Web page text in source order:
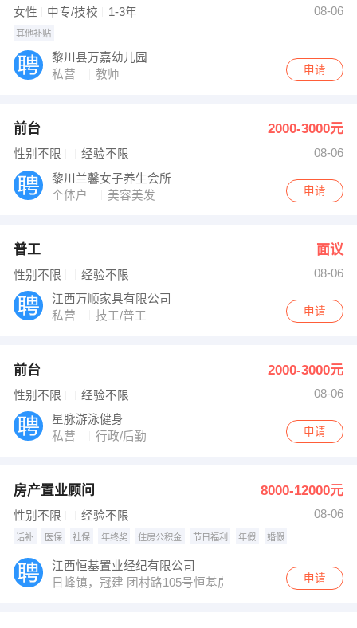
女性 中专/技校 1-3年 08-06
其他补贴
黎川县万嘉幼儿园
私营
教师 申请
前台 2000-3000元
性别不限 经验不限
08-06
黎川兰馨女子养生会所
个体户
美容美发 申请
普工 面议
性别不限 经验不限
08-06
江西万顺家具有限公司
私营
技工/普工 申请
前台 2000-3000元
性别不限 经验不限
08-06
星脉游泳健身
私营
行政/后勤 申请
房产置业顾问 8000-12000元
性别不限 经验不限 08-06
话补 医保 社保 年终奖 住房公积金 节日福利 年假 婚假
江西恒基置业经纪有限公司
日峰镇，冠建 团村路105号恒基房产
申请